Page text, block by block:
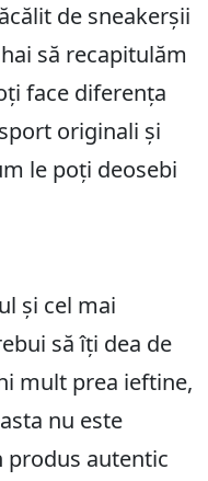
de sneakerșii
să recapitulăm
face diferența
originali și
le poți deosebi
și cel mai
să îți dea de
mult prea ieftine,
nu este
produs autentic